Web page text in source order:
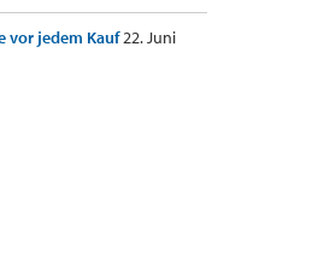
vor jedem Kauf22. Juni